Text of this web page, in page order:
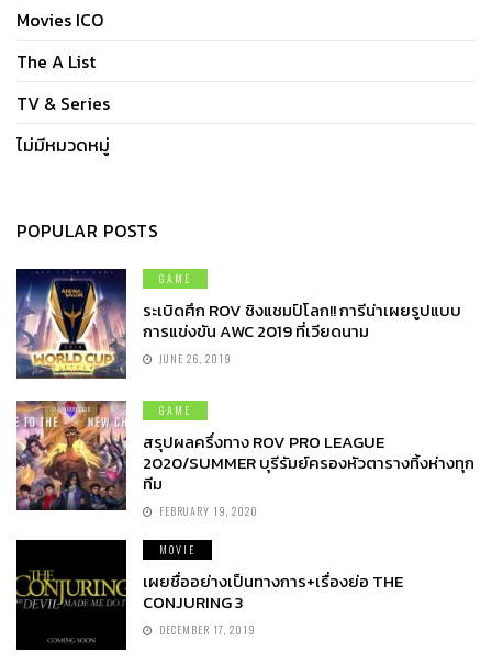
Movies ICO
The A List
TV & Series
ไม่มีหมวดหมู่
POPULAR POSTS
GAME
ระเบิดศึก ROV ชิงแชมป์โลก!! การีน่าเผยรูปแบบ
การแข่งขัน AWC 2019 ที่เวียดนาม
JUNE 26, 2019
GAME
สรุปผลครึ่งทาง ROV PRO LEAGUE
2020/SUMMER บุรีรัมย์ครองหัวตารางทิ้งห่างทุก
ทีม
FEBRUARY 19, 2020
MOVIE
เผยชื่ออย่างเป็นทางการ+เรื่องย่อ THE
CONJURING 3
DECEMBER 17, 2019